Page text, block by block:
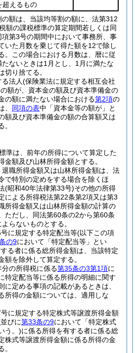
超えるもの
額は、当該均等割の額に、法第312
額の課税標準の算定期間若しくは同
第3号の期間中において事務所、事
いた月数を乗じて得た額を12で除し
。
この場合における月数は、暦に従
ないときは1月とし、1月に満たな
切り捨てる。
法人(保険業法に規定する相互会社
額が、資本金の額及び資本準備金の
の額に満たない場合における第2項の
、 同項の表中「資本金等の額が」と
額及び資本準備金の額の合算額又は
。
準は、前年の所得について算定した
金額及び山林所得金額とする。
職所得金額又は山林所得金額は、法
で特別の定めをする場合を除くほ
(昭和40年法律第33号)その他の所得
による所得税法第22条第2項又は第3
所得金額又は山林所得金額の計算の
ただし、同法第60条の2から第60条
らないものとする。
に規定する特定配当等(以下この項
の9において「特定配当等」とい
る者に係る総所得金額は、当該特定
額を除外して算定する。
の所得税に係る第35条の3第1項に
特定配当等に係る所得の明細に関す
に定める事項の記載があるときは、
所得の金額については、適用しな
に規定する特定株式等譲渡所得金額
並びに第33条の9において「特定株式
う。)に係る所得を有する者に係る総
株式等譲渡所得金額に係る所得の金
。